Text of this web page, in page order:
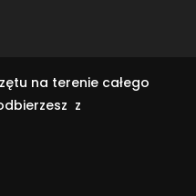
na terenie całego
z